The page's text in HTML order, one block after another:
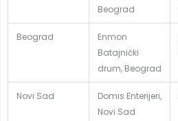
Beograd
Beograd
Enmon
Batajnički
drum, Beograd
Novi Sad
Domis Enterijeri,
Novi Sad